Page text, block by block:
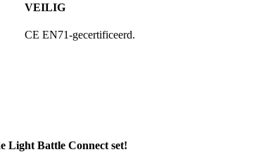
VEILIG
CE EN71-gecertificeerd.
Light Battle Connect set!